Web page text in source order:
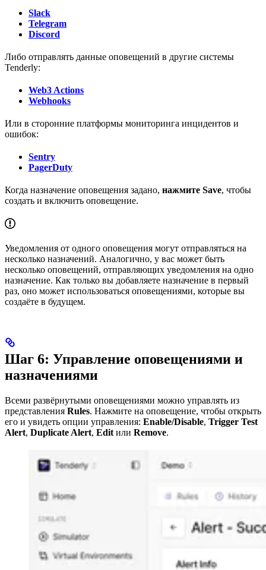
Slack
Telegram
Discord
Либо отправлять данные оповещений в другие системы
Tenderly:
Web3 Actions
Webhooks
Или в сторонние платформы мониторинга инцидентов и
ошибок:
Sentry
PagerDuty
Когда назначение оповещения задано, нажмите Save, чтобы
создать и включить оповещение.
Уведомления от одного оповещения могут отправляться на
несколько назначений. Аналогично, у вас может быть
несколько оповещений, отправляющих уведомления на одно
назначение. Как только вы добавляете назначение в первый
раз, оно может использоваться оповещениями, которые вы
создаёте в будущем.
Шаг 6: Управление оповещениями и
назначениями
Всеми развёрнутыми оповещениями можно управлять из
представления Rules. Нажмите на оповещение, чтобы открыть
его и увидеть опции управления: Enable/Disable, Trigger Test
Alert, Duplicate Alert, Edit или Remove.